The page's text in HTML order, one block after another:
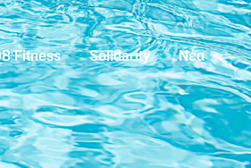
Fitness Solidarity
Νέα